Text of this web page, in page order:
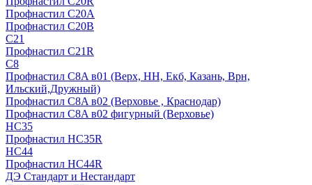
Профнастил С20А
Профнастил С20В
C21
Профнастил С21R
C8
Профнастил С8A в01 (Верх, НН, Екб, Казань, Врн,
Ильский,Дружный)
Профнастил С8A в02 (Верховье , Краснодар)
Профнастил С8A в02 фигурный (Верховье)
HС35
Профнастил HC35R
НС44
Профнастил НС44R
ДЭ Стандарт и Нестандарт